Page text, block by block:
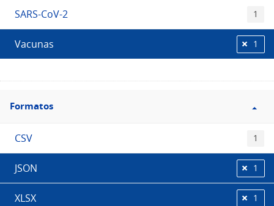
SARS-CoV-2 1
Vacunas 1
Filtro
Formatos
Formatos
CSV 1
JSON 1
XLSX 1